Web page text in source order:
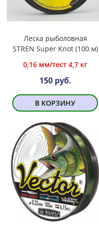
Леска рыболовная
STREN Super Knot (100 м)
0,16 мм/тест 4,7 кг
150 руб.
В КОРЗИНУ